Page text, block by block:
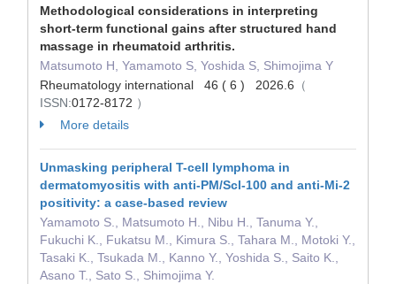
Methodological considerations in interpreting
short-term functional gains after structured hand
massage in rheumatoid arthritis.
Matsumoto H, Yamamoto S, Yoshida S, Shimojima Y
Rheumatology international 46 ( 6 ) 2026.6 （
ISSN:0172-8172 ）
More details
Unmasking peripheral T-cell lymphoma in
dermatomyositis with anti-PM/Scl-100 and anti-Mi-2
positivity: a case-based review
Yamamoto S., Matsumoto H., Nibu H., Tanuma Y.,
Fukuchi K., Fukatsu M., Kimura S., Tahara M., Motoki Y.,
Tasaki K., Tsukada M., Kanno Y., Yoshida S., Saito K.,
Asano T., Sato S., Shimojima Y.